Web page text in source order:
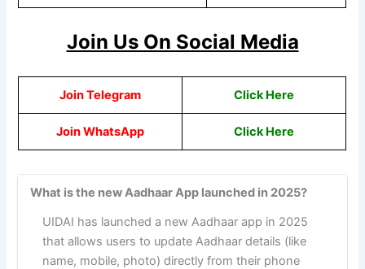
Join Us On Social Media
Join Telegram Click Here
Join WhatsApp Click Here
What is the new Aadhaar App launched in 2025?
UIDAI has launched a new Aadhaar app in 2025
that allows users to update Aadhaar details (like
name, mobile, photo) directly from their phone